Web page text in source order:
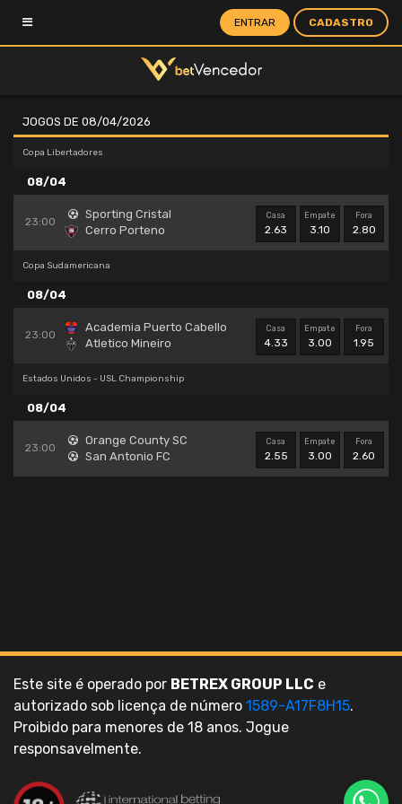
ENTRAR CADASTRO
JOGOS DE 08/04/2026
Copa Libertadores
08/04
23:00
Sporting Cristal
Cerro Porteno
Casa
2.63
Empate
3.10
Fora
2.80
Copa Sudamericana
08/04
23:00
Academia Puerto Cabello
Atletico Mineiro
Casa
4.33
Empate
3.00
Fora
1.95
Estados Unidos - USL Championship
08/04
23:00
Orange County SC
San Antonio FC
Casa
2.55
Empate
3.00
Fora
2.60
Este site é operado por BETREX GROUP LLC e
autorizado sob licença de número 1589-A17F8H15.
Proibido para menores de 18 anos. Jogue
responsavelmente.